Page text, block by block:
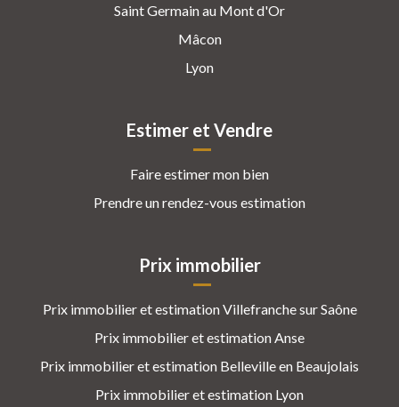
Saint Germain au Mont d'Or
Mâcon
Lyon
Estimer et Vendre
Faire estimer mon bien
Prendre un rendez-vous estimation
Prix immobilier
Prix immobilier et estimation Villefranche sur Saône
Prix immobilier et estimation Anse
Prix immobilier et estimation Belleville en Beaujolais
Prix immobilier et estimation Lyon